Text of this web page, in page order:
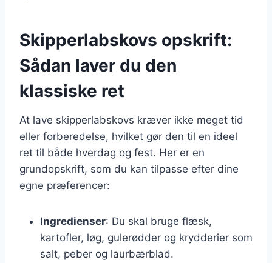
Skipperlabskovs opskrift:
Sådan laver du den
klassiske ret
At lave skipperlabskovs kræver ikke meget tid
eller forberedelse, hvilket gør den til en ideel
ret til både hverdag og fest. Her er en
grundopskrift, som du kan tilpasse efter dine
egne præferencer:
Ingredienser: Du skal bruge flæsk,
kartofler, løg, gulerødder og krydderier som
salt, peber og laurbærblad.